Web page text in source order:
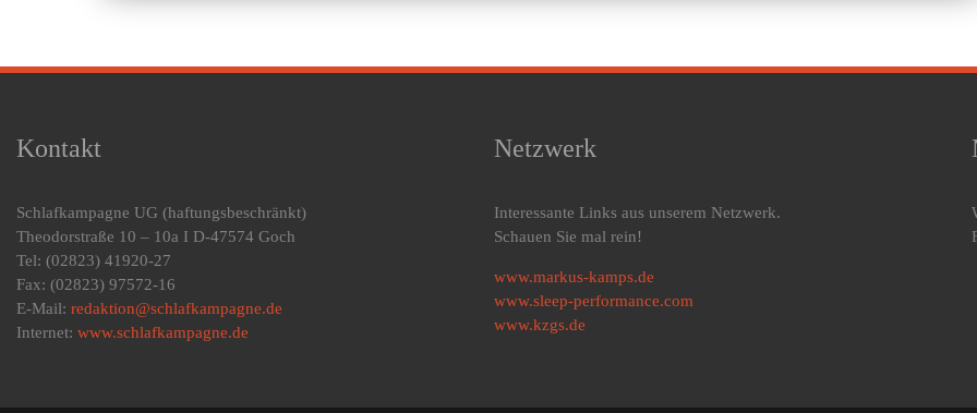
Kontakt
Schlafkampagne UG (haftungsbeschränkt)
Theodorstraße 10 – 10a I D-47574 Goch
Tel: (02823) 41920-27
Fax: (02823) 97572-16
E-Mail: redaktion@schlafkampagne.de
Internet: www.schlafkampagne.de
Netzwerk
Interessante Links aus unserem Netzwerk.
Schauen Sie mal rein!
www.markus-kamps.de
www.sleep-performance.com
www.kzgs.de